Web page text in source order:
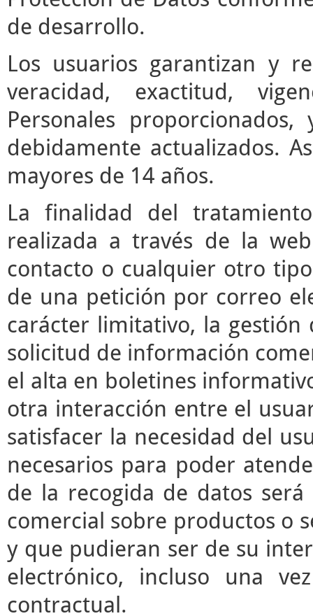
de desarrollo.
Los usuarios garantizan y
veracidad, exactitud,
Personales
debidamente actualizados.
mayores de 14 años.
La finalidad del
realizada a través de la
contacto o cualquier otro
de una petición por correo
carácter limitativo, la
solicitud de información
el alta en boletines
otra interacción entre el
satisfacer la necesidad del
necesarios para poder
de la recogida de datos
comercial sobre productos o
y que pudieran ser de su
electrónico, incluso una
contractual.